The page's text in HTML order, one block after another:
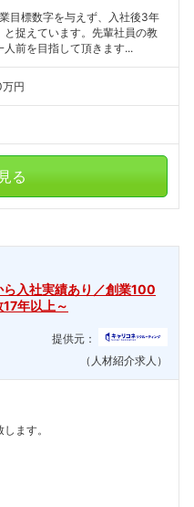
目標数字を与えず、入社後3年
と捉えています。先輩社員の教
前を目指して頂きます...
円
る
入社実績あり／創業100
年以上～
提供元：
（人材紹介求人）
ます。